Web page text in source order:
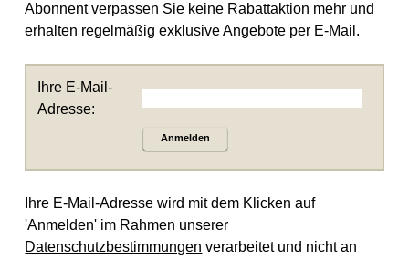
Abonnent verpassen Sie keine Rabattaktion mehr und
erhalten regelmäßig exklusive Angebote per E-Mail.
Ihre E-Mail-
Adresse:
Anmelden
Ihre E-Mail-Adresse wird mit dem Klicken auf
'Anmelden' im Rahmen unserer
Datenschutzbestimmungen verarbeitet und nicht an